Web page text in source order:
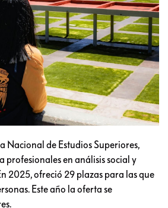
Nacional de Estudios Superiores,
profesionales en análisis social y
2025, ofreció 29 plazas para las que
Este año la oferta se